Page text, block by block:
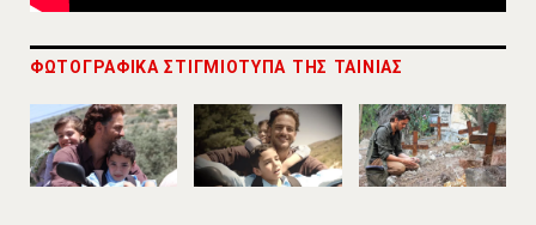
ΦΩΤΟΓΡΑΦΙΚΑ ΣΤΙΓΜΙΟΤΥΠΑ ΤΗΣ ΤΑΙΝΙΑΣ